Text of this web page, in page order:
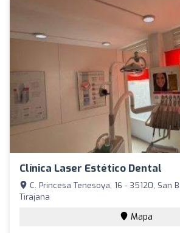
Clínica Laser Estético Dental
C. Princesa Tenesoya, 16 - 35120, San
Tirajana
Mapa